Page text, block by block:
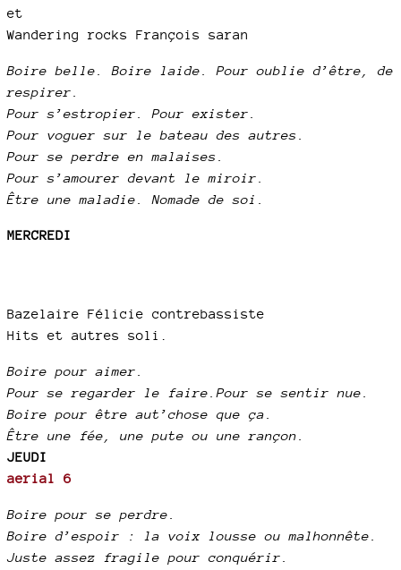
et
Wandering rocks François saran
Boire belle. Boire laide. Pour oublie d’être, de
respirer.
Pour s’estropier. Pour exister.
Pour voguer sur le bateau des autres.
Pour se perdre en malaises.
Pour s’amourer devant le miroir.
Être une maladie. Nomade de soi.
MERCREDI
Bazelaire Félicie contrebassiste
Hits et autres soli.
Boire pour aimer.
Pour se regarder le faire.Pour se sentir nue.
Boire pour être aut’chose que ça.
Être une fée, une pute ou une rançon.
JEUDI
aerial 6
Boire pour se perdre.
Boire d’espoir : la voix lousse ou malhonnête.
Juste assez fragile pour conquérir.